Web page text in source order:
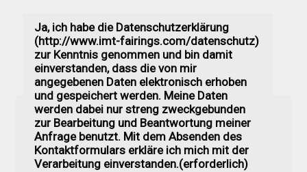
Ja, ich habe die Datenschutzerklärung
(http://www.imt-fairings.com/datenschutz)
zur Kenntnis genommen und bin damit
einverstanden, dass die von mir
angegebenen Daten elektronisch erhoben
und gespeichert werden. Meine Daten
werden dabei nur streng zweckgebunden
zur Bearbeitung und Beantwortung meiner
Anfrage benutzt. Mit dem Absenden des
Kontaktformulars erkläre ich mich mit der
Verarbeitung einverstanden.(erforderlich)